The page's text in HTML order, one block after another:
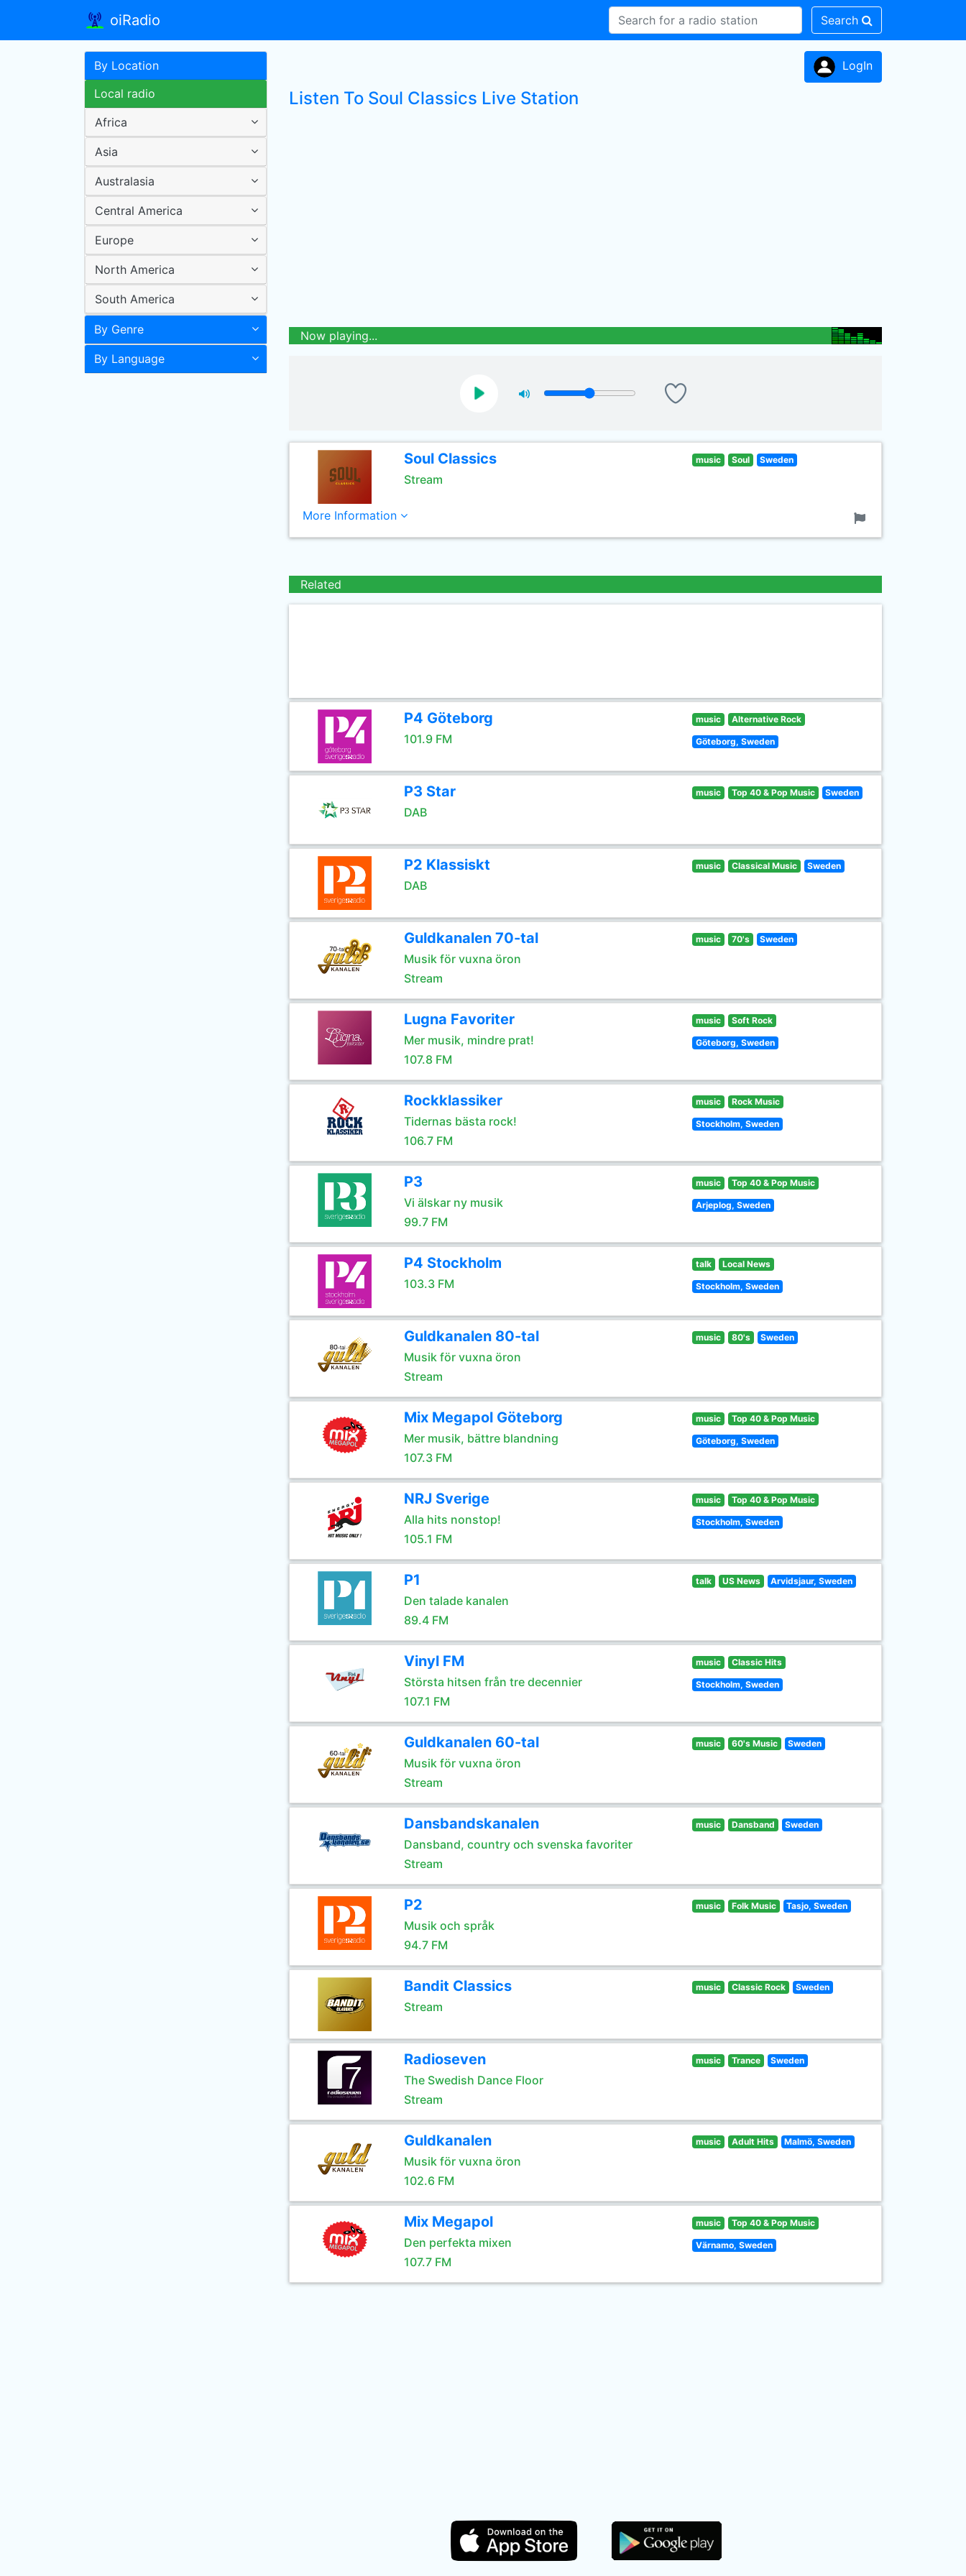
oiRadio Search
By Location
Local radio
Africa
Asia
Australasia
Central America
Europe
North America
South America
By Genre
By Language
LogIn
Listen To Soul Classics Live Station
Now playing...
Soul Classics
Stream
music Soul Sweden
More Information
Related
P4 Göteborg
101.9 FM
music Alternative Rock
Göteborg, Sweden
P3 Star
DAB
music Top 40 & Pop Music Sweden
P2 Klassiskt
DAB
music Classical Music Sweden
Guldkanalen 70-tal
Musik för vuxna öron
Stream
music 70's Sweden
Lugna Favoriter
Mer musik, mindre prat!
107.8 FM
music Soft Rock
Göteborg, Sweden
Rockklassiker
Tidernas bästa rock!
106.7 FM
music Rock Music
Stockholm, Sweden
P3
Vi älskar ny musik
99.7 FM
music Top 40 & Pop Music
Arjeplog, Sweden
P4 Stockholm
103.3 FM
talk Local News
Stockholm, Sweden
Guldkanalen 80-tal
Musik för vuxna öron
Stream
music 80's Sweden
Mix Megapol Göteborg
Mer musik, bättre blandning
107.3 FM
music Top 40 & Pop Music
Göteborg, Sweden
NRJ Sverige
Alla hits nonstop!
105.1 FM
music Top 40 & Pop Music
Stockholm, Sweden
P1
Den talade kanalen
89.4 FM
talk US News Arvidsjaur, Sweden
Vinyl FM
Största hitsen från tre decennier
107.1 FM
music Classic Hits
Stockholm, Sweden
Guldkanalen 60-tal
Musik för vuxna öron
Stream
music 60's Music Sweden
Dansbandskanalen
Dansband, country och svenska favoriter
Stream
music Dansband Sweden
P2
Musik och språk
94.7 FM
music Folk Music Tasjo, Sweden
Bandit Classics
Stream
music Classic Rock Sweden
Radioseven
The Swedish Dance Floor
Stream
music Trance Sweden
Guldkanalen
Musik för vuxna öron
102.6 FM
music Adult Hits Malmö, Sweden
Mix Megapol
Den perfekta mixen
107.7 FM
music Top 40 & Pop Music
Värnamo, Sweden